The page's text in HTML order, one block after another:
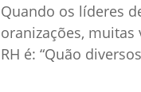
Quando os líderes
oranizações, muitas
RH é: “Quão